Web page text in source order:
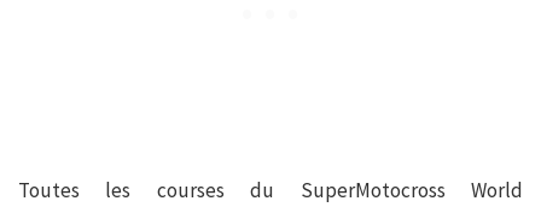
Toutes les courses du SuperMotocross World